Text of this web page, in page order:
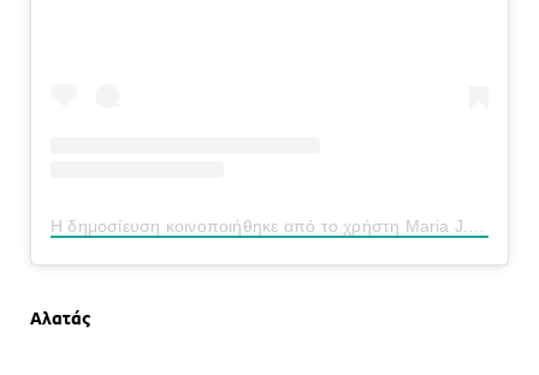
Η δημοσίευση κοινοποιήθηκε από το χρήστη Maria J. Ioannídes (@mjioannides)
Αλατάς